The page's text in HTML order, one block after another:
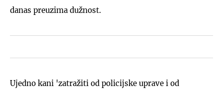
danas preuzima dužnost.
Ujedno kani 'zatražiti od policijske uprave i od